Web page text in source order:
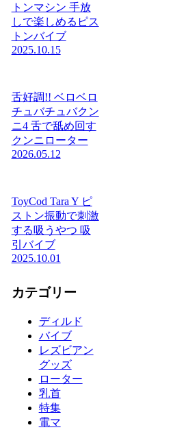
トンマシン 手放
しで楽しめるピス
トンバイブ
2025.10.15
舌好調!! ベロベロ
チュバチュバクン
ニ4 舌で舐め回す
クンニローター
2026.05.12
ToyCod Tara Y ピ
ストン振動で刺激
する吸うやつ 吸
引バイブ
2025.10.01
カテゴリー
ディルド
バイブ
レズビアン
グッズ
ローター
乳首
特集
電マ